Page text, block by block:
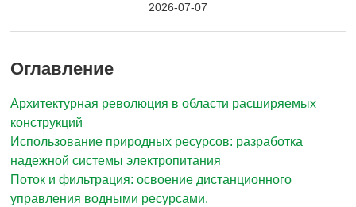
2026-07-07
Оглавление
Архитектурная революция в области расширяемых
конструкций
Использование природных ресурсов: разработка
надежной системы электропитания
Поток и фильтрация: освоение дистанционного
управления водными ресурсами.